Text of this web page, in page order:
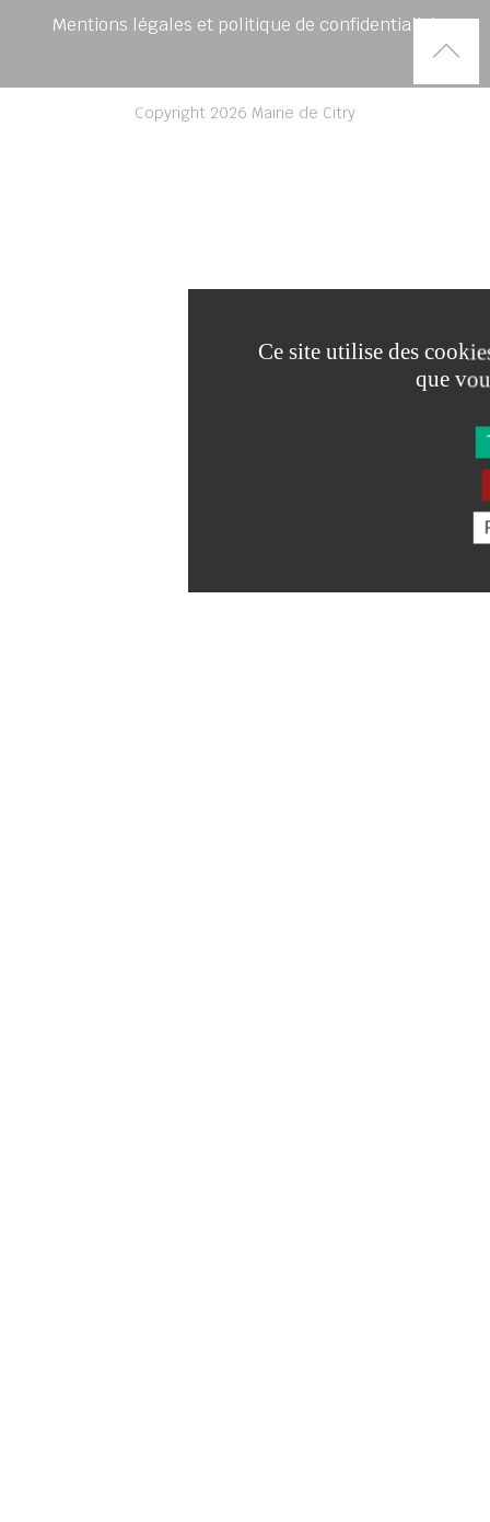
Mentions légales et politique de confidentialité
Copyright 2026 Mairie de Citry
Ce site utilise des
que